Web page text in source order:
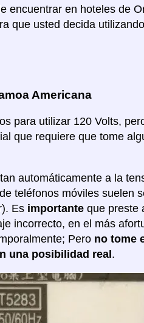
encuentrar en hoteles de
que usted decida
Americana
para utilizar 120 Volts,
que requiere que tome
automáticamente a la
teléfonos móviles suelen
Es importante que preste
incorrecto, en el más
Pero no tome
una posibilidad real.